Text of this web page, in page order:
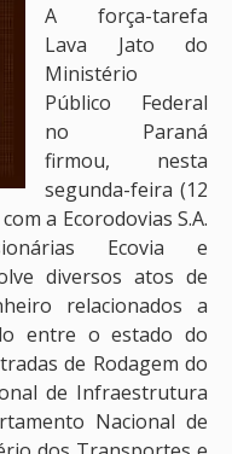
A força-tarefa
Lava Jato do
Ministério
Público Federal
no Paraná
firmou, nesta
segunda-feira (12
a Ecorodovias S.A.
Ecovia e
diversos atos de
relacionados a
entre o estado do
de Rodagem do
de Infraestrutura
Nacional de